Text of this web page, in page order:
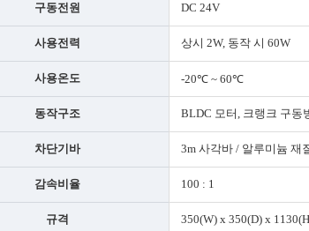
구동전원 DC 24V
사용전력 상시 2W, 동작 시 60W
사용온도 -20℃ ~ 60℃
동작구조 BLDC 모터, 크랭크 구동
차단기바 3m 사각바 / 알루미늄 재
감속비율 100 : 1
규격 350(W) x 350(D) x